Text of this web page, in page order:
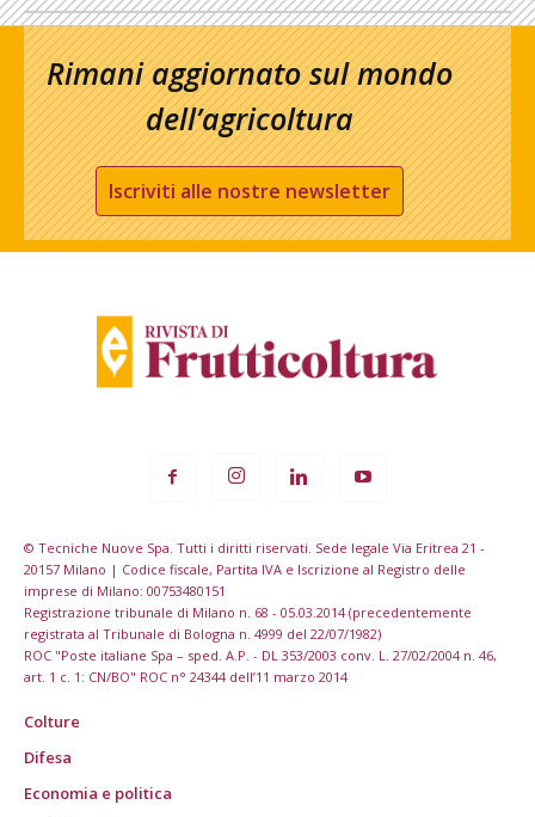
Rimani aggiornato sul mondo
dell’agricoltura
Iscriviti alle nostre newsletter
© Tecniche Nuove Spa. Tutti i diritti riservati. Sede legale Via Eritrea 21 -
20157 Milano | Codice fiscale, Partita IVA e Iscrizione al Registro delle
imprese di Milano: 00753480151
Registrazione tribunale di Milano n. 68 - 05.03.2014 (precedentemente
registrata al Tribunale di Bologna n. 4999 del 22/07/1982)
ROC "Poste italiane Spa – sped. A.P. - DL 353/2003 conv. L. 27/02/2004 n. 46,
art. 1 c. 1: CN/BO" ROC n° 24344 dell’11 marzo 2014
Colture
Difesa
Economia e politica